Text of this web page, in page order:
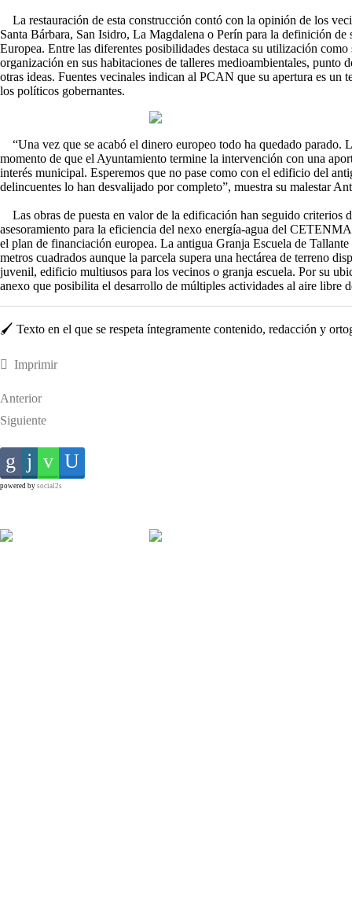
La restauración de esta construcción contó con la opinión de los
Santa Bárbara, San Isidro, La Magdalena o Perín para la definición
Europea. Entre las diferentes posibilidades destaca su utilización
organización en sus habitaciones de talleres medioambientales,
otras ideas. Fuentes vecinales indican al PCAN que su apertura es un
los políticos gobernantes.
“Una vez que se acabó el dinero europeo todo ha quedado parado.
momento de que el Ayuntamiento termine la intervención con una
interés municipal. Esperemos que no pase como con el edificio del
delincuentes lo han desvalijado por completo”, muestra su malestar
Las obras de puesta en valor de la edificación han seguido criterios
asesoramiento para la eficiencia del nexo energía-agua del
el plan de financiación europea. La antigua Granja Escuela de
metros cuadrados aunque la parcela supera una hectárea de terreno
juvenil, edificio multiusos para los vecinos o granja escuela. Por su
anexo que posibilita el desarrollo de múltiples actividades al aire libre
🖌️ Texto en el que se respeta íntegramente contenido, redacción y
Imprimir
Anterior
Siguiente
powered by social2s